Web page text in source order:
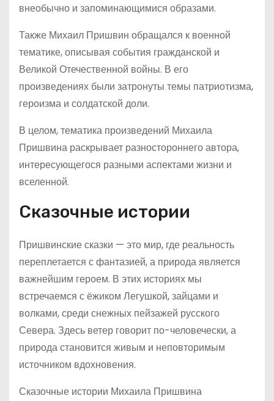
внеобычно и запоминающимися образами.
Также Михаил Пришвин обращался к военной
тематике, описывая события гражданской и
Великой Отечественной войны. В его
произведениях были затронуты темы патриотизма,
героизма и солдатской доли.
В целом, тематика произведений Михаила
Пришвина раскрывает разностороннего автора,
интересующегося разными аспектами жизни и
вселенной.
Сказочные истории
Пришвинские сказки — это мир, где реальность
переплетается с фантазией, а природа является
важнейшим героем. В этих историях мы
встречаемся с ёжиком Легушкой, зайцами и
волками, среди снежных пейзажей русского
Севера. Здесь ветер говорит по-человечески, а
природа становится живым и неповторимым
источником вдохновения.
Сказочные истории Михаила Пришвина